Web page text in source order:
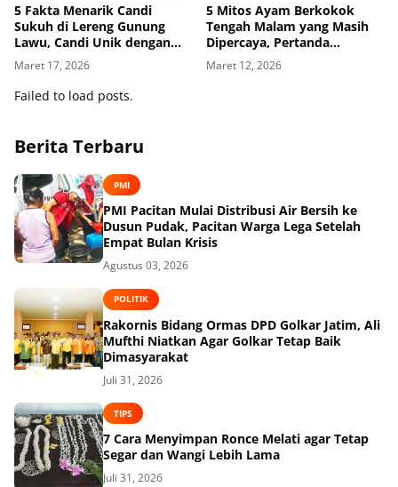
5 Fakta Menarik Candi
Sukuh di Lereng Gunung
Lawu, Candi Unik dengan
Relief Kontroversial
Maret 17, 2026
5 Mitos Ayam Berkokok
Tengah Malam yang Masih
Dipercaya, Pertanda
Makhluk Halus?
Maret 12, 2026
Failed to load posts.
Berita Terbaru
PMI
PMI Pacitan Mulai Distribusi Air Bersih ke
Dusun Pudak, Pacitan Warga Lega Setelah
Empat Bulan Krisis
Agustus 03, 2026
POLITIK
Rakornis Bidang Ormas DPD Golkar Jatim, Ali
Mufthi Niatkan Agar Golkar Tetap Baik
Dimasyarakat
Juli 31, 2026
TIPS
7 Cara Menyimpan Ronce Melati agar Tetap
Segar dan Wangi Lebih Lama
Juli 31, 2026